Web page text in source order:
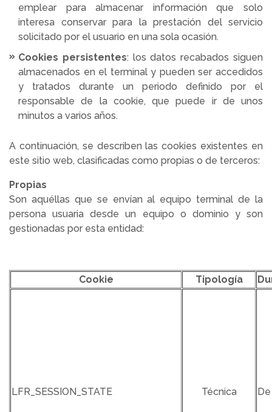
emplear para almacenar información que solo
interesa conservar para la prestación del servicio
solicitado por el usuario en una sola ocasión.
Cookies persistentes: los datos recabados siguen
almacenados en el terminal y pueden ser accedidos
y tratados durante un periodo definido por el
responsable de la cookie, que puede ir de unos
minutos a varios años.
A continuación, se describen las cookies existentes en
este sitio web, clasificadas como propias o de terceros:
Propias
Son aquéllas que se envían al equipo terminal de la
persona usuaria desde un equipo o dominio y son
gestionadas por esta entidad:
Cookie Tipología
LFR_SESSION_STATE Técnica